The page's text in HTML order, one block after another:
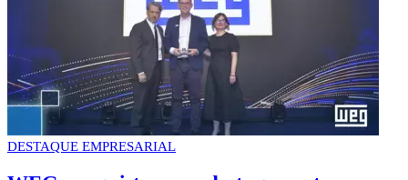
DESTAQUE EMPRESARIAL